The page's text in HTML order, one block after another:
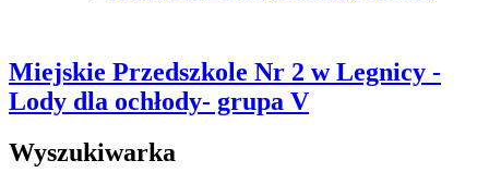
Miejskie Przedszkole Nr 2 w Legnicy -
Lody dla ochłody- grupa V
Wyszukiwarka